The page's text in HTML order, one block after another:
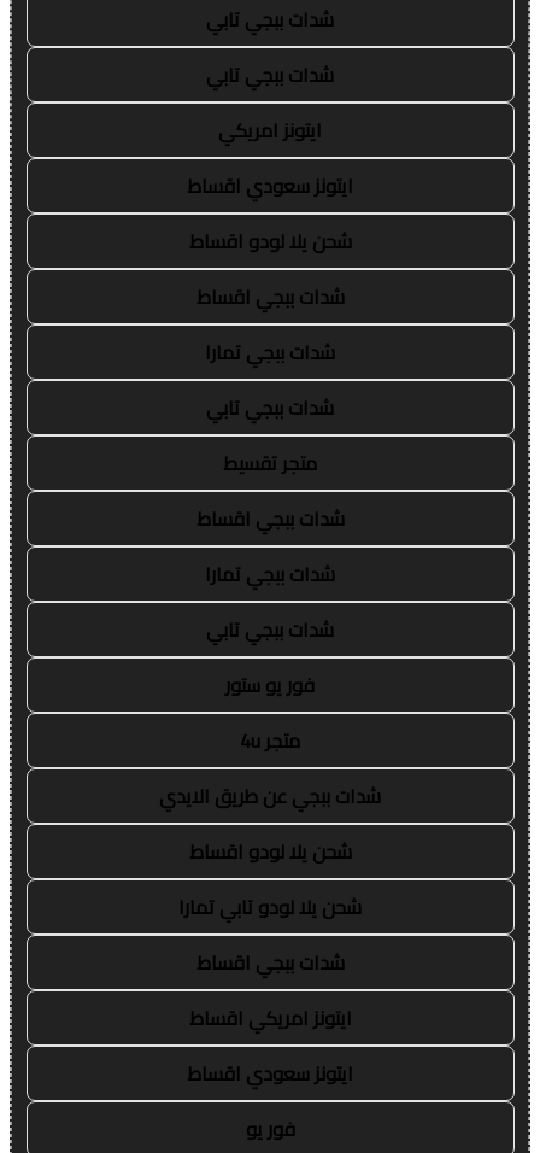
شدات ببجي تابي
شدات ببجي تابي
ايتونز امريكي
ايتونز سعودي اقساط
شحن يلا لودو اقساط
شدات ببجي اقساط
شدات ببجي تمارا
شدات ببجي تابي
متجر تقسيط
شدات ببجي اقساط
شدات ببجي تمارا
شدات ببجي تابي
فور يو ستور
متجر 4u
شدات ببجي عن طريق الايدي
شحن يلا لودو اقساط
شحن يلا لودو تابي تمارا
شدات ببجي اقساط
ايتونز امريكي اقساط
ايتونز سعودي اقساط
فور يو